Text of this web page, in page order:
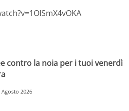
contro la noia per i tuoi venerdì
Agosto 2026